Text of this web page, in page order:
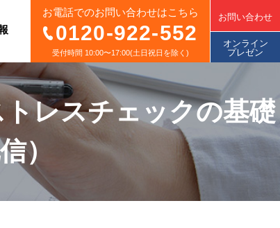
お問い合わせ
オンライン
プレゼン
お電話でのお問い合わせはこちら
0120-922-552
受付時間 10:00〜17:00(土日祝日を除く)
レスチェックの基礎
）